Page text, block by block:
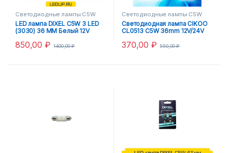
Светодиодные лампы C5W
LED лампа DIXEL C5W 3 LED
(3030) 36 MM Белый 12V
850,00₽ 1400,00₽
Светодиодные лампы C5W
Светодиодная лампа CIKOO
CL0513 C5W 36mm 12V/24V
370,00₽ 550,00₽